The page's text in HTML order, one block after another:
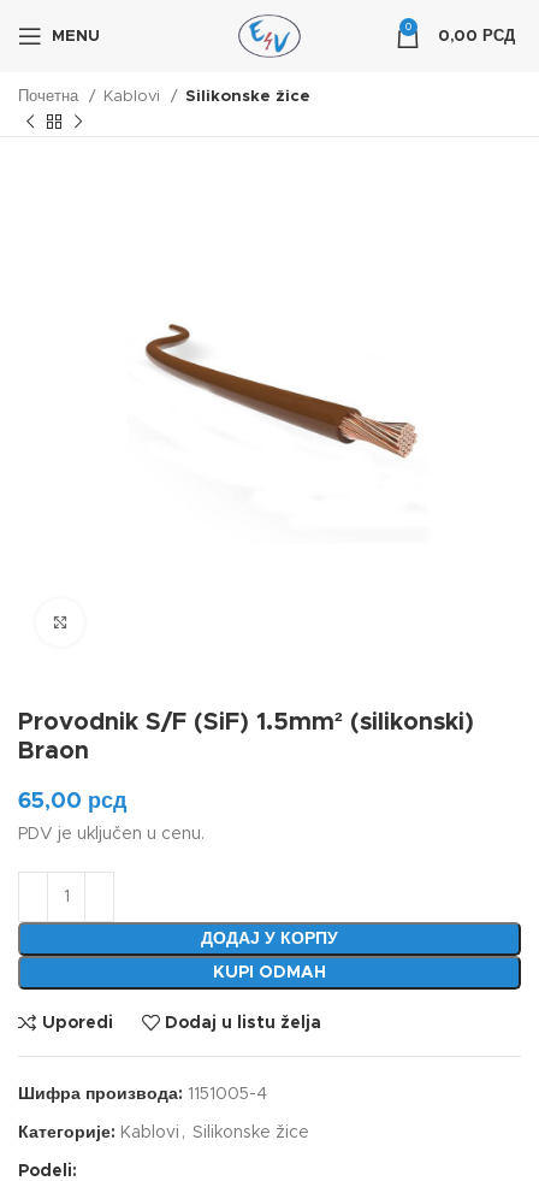
MENU
0
0,00 РСД
Почетна Kablovi Silikonske žice
Provodnik S/F (SiF) 1.5mm² (silikonski)
Braon
65,00 рсд
PDV je uključen u cenu.
ДОДАЈ У КОРПУ
KUPI ODMAH
Uporedi Dodaj u listu želja
Шифра производа: 1151005-4
Категорије: Kablovi , Silikonske žice
Podeli: